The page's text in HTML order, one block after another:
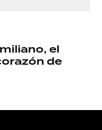
el
de